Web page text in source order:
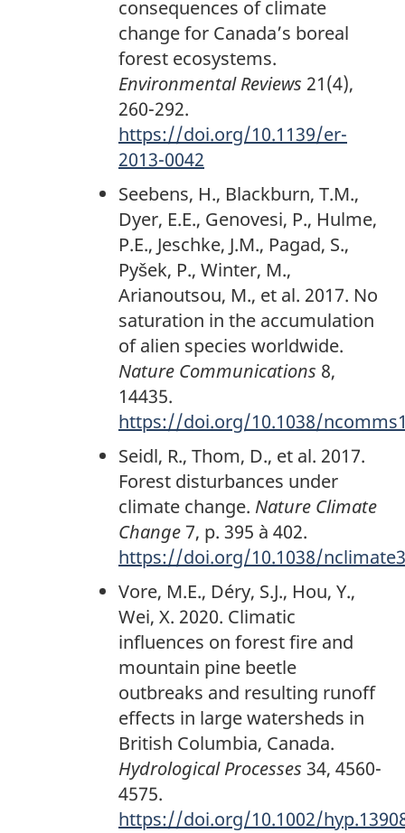
consequences of climate
change for Canada’s boreal
forest ecosystems.
Environmental Reviews 21(4),
260-292.
https://doi.org/10.1139/er-
2013-0042
Seebens, H., Blackburn, T.M.,
Dyer, E.E., Genovesi, P., Hulme,
P.E., Jeschke, J.M., Pagad, S.,
Pyšek, P., Winter, M.,
Arianoutsou, M., et al. 2017. No
saturation in the accumulation
of alien species worldwide.
Nature Communications 8,
14435.
https://doi.org/10.1038/
Seidl, R., Thom, D., et al. 2017.
Forest disturbances under
climate change. Nature Climate
Change7, p. 395 à 402.
https://doi.org/10.1038/
Vore, M.E., Déry, S.J., Hou, Y.,
Wei, X. 2020. Climatic
influences on forest fire and
mountain pine beetle
outbreaks and resulting runoff
effects in large watersheds in
British Columbia, Canada.
Hydrological Processes 34, 4560-
4575.
https://doi.org/10.1002/